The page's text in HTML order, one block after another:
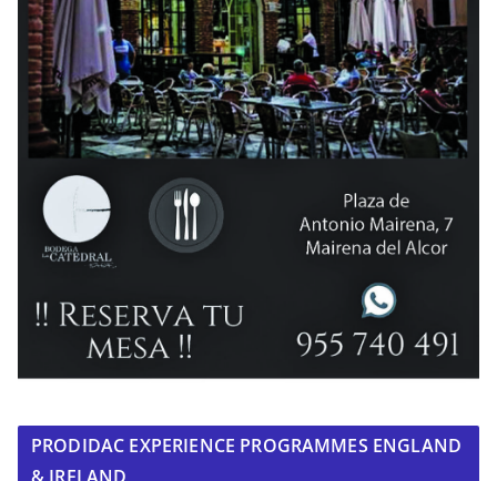
PRODIDAC EXPERIENCE PROGRAMMES ENGLAND